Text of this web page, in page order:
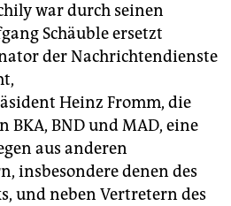
war durch seinen
Schäuble ersetzt
der Nachrichtendienste
Heinz Fromm, die
BKA, BND und MAD, eine
aus anderen
insbesondere denen des
und neben Vertretern des